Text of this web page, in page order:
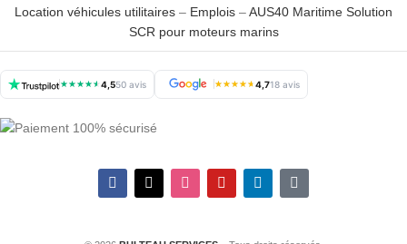
Location véhicules utilitaires – Emplois –AUS40 Maritime Solution
SCR pour moteurs marins
★★★★★4,550 avis ★★★★★4,718 avis